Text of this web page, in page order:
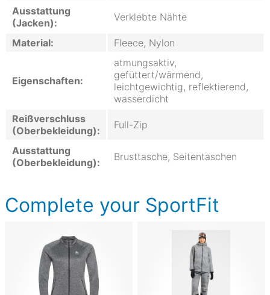
Ausstattung
(Jacken):
Verklebte Nähte
Material: Fleece, Nylon
Eigenschaften:
atmungsaktiv,
gefüttert/wärmend,
leichtgewichtig, reflektierend,
wasserdicht
Reißverschluss
(Oberbekleidung):
Full-Zip
Ausstattung
(Oberbekleidung):
Brusttasche, Seitentaschen
Complete your SportFit